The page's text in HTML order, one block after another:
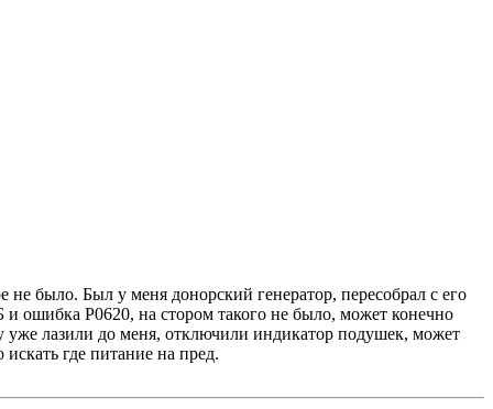
было. Был у меня донорский генератор, пересобрал с его
ошибка Р0620, на стором такого не было, может конечно
уже лазили до меня, отключили индикатор подушек, может
где питание на пред.